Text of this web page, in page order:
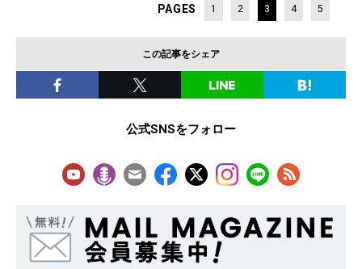
PAGES 1 2 3 4 5
この記事をシェア
公式SNSをフォロー